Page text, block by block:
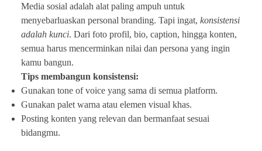
Media sosial adalah alat paling ampuh untuk
menyebarluaskan personal branding. Tapi ingat, konsistensi
adalah kunci. Dari foto profil, bio, caption, hingga konten,
semua harus mencerminkan nilai dan persona yang ingin
kamu bangun.
Tips membangun konsistensi:
Gunakan tone of voice yang sama di semua platform.
Gunakan palet warna atau elemen visual khas.
Posting konten yang relevan dan bermanfaat sesuai
bidangmu.